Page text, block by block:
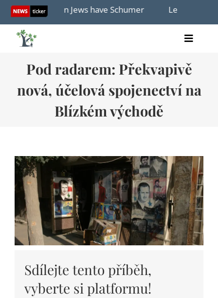
Skip
content
American Jews have Schumer Lebanon, Israel
Toggle
články
videa
DARY
Pod radarem: Překvapivě
nová, účelová spojenectví na
Blízkém východě
Sdílejte tento příběh,
vyberte si platformu!